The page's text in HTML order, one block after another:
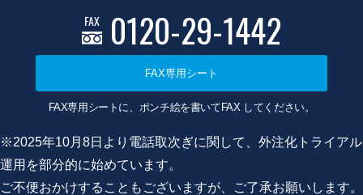
FAX 0120-29-1442
FAX専用シート
FAX専用シートに、ポンチ絵を書いてFAX してください。
※2025年10月8日より電話取次ぎに関して、外注化トライアル
運用を部分的に始めています。
ご不便おかけすることもございますが、ご了承お願いします。